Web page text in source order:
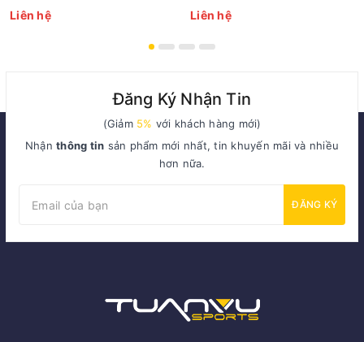
Liên hệ
Liên hệ
Đăng Ký Nhận Tin
(Giảm 5% với khách hàng mới)
Nhậnthông tin sản phẩm mới nhất, tin khuyến mãi và nhiều
hơn nữa.
ĐĂNG KÝ